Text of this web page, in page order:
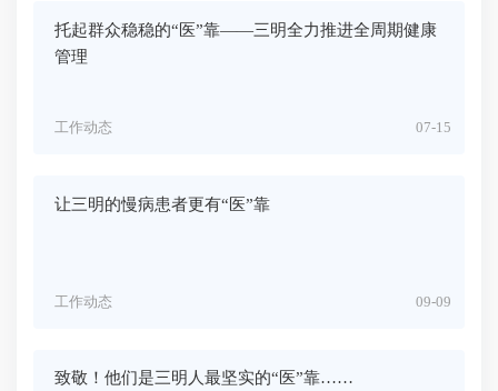
托起群众稳稳的“医”靠——三明全力推进全周期健康
管理
07-15
工作动态
让三明的慢病患者更有“医”靠
09-09
工作动态
致敬！他们是三明人最坚实的“医”靠……